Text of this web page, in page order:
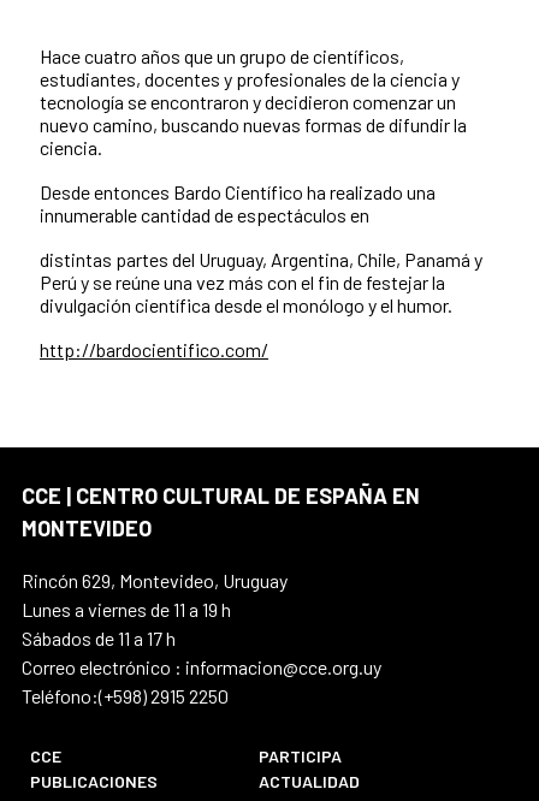
Hace cuatro años que un grupo de científicos,
estudiantes, docentes y profesionales de la ciencia y
tecnología se encontraron y decidieron comenzar un
nuevo camino, buscando nuevas formas de difundir la
ciencia.
Desde entonces Bardo Científico ha realizado una
innumerable cantidad de espectáculos en
distintas partes del Uruguay, Argentina, Chile, Panamá y
Perú y se reúne una vez más con el fin de festejar la
divulgación científica desde el monólogo y el humor.
http://bardocientifico.com/
CCE | CENTRO CULTURAL DE ESPAÑA EN
MONTEVIDEO
Rincón 629, Montevideo, Uruguay
Lunes a viernes de 11 a 19 h
Sábados de 11 a 17 h
Correo electrónico : informacion@cce.org.uy
Teléfono:(+598) 2915 2250
CCE
PARTICIPA
PUBLICACIONES
ACTUALIDAD